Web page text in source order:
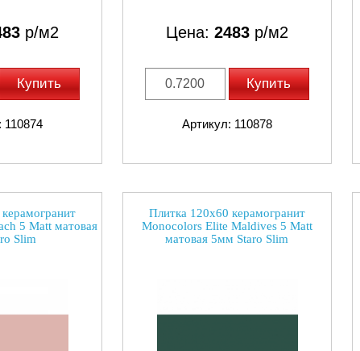
р/м2
Купить
110874
Цена: 2483р/м2
Купить
Артикул: 110878
5 Matt матовая
Slim
Плитка 120x60 керамогранит
Monocolors Elite Maldives 5 Matt
матовая 5мм Staro Slim